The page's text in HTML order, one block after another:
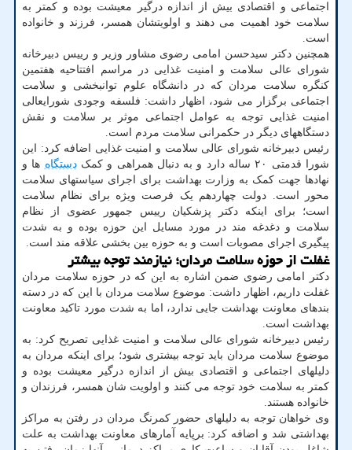
اجتماعی و اقتصادی بیش از اندازه درگیر معیشت بوده و کمتر به
سلامت خود اهمیت می دهند و اولویتشان همسر، فرزند و خانواده
است.
همچنین دکتر سیدحسن امامی رضوی مشاور وزیر و رییس دبیرخانه
شورای عالی سلامت و امنیت غذایی در مراسم افتتاحیه هفتمین
کنگره سلامت مردان که در دانشگاه علوم توانبخشی و سلامت
اجتماعی برگزار می شود، اظهار داشت: فلسفه وجودی شورایعالی
امنیت غذایی توجه به عوامل اجتماعی موثر بر سلامت و نقش
دستگاههای دیگر در حکمرانی سلامت مردم است.
رئیس دبیرخانه شورای عالی سلامت و امنیت غذایی اضافه کرد: این
شورا قدمتی ۲۰ ساله دارد و به دنبال همراهی و کمک
دستگاه ها و
نهادها جهت کمک به وزارت بهداشت برای اجرای سیاستهای سلامت
محور است. دولت چهاردهم یک فرصت ویژه برای نظام سلامت
است؛ برای اینکه دکتر پزشکیان رییس جمهور عضوی از نظام
سلامت و دغدغه مند در مورد مسایل این حوزه بوده و به شدت
پیگیری اجرای مصوبات است و به حوزه بین بخشی علاقه مند است.
غفلت از حوزه سلامت مردان؛ نیازمند توجه بیشتر
دکتر امامی رضوی ضمن اشاره به این که در حوزه سلامت مردان
غفلت داریم، اظهار داشت: موضوع سلامت مردان با این که در دسته
بندهای معاونت بهداشت جایی ندارد، اما به شدت مورد تاکید معاونت
بهداشت است.
رئیس دبیرخانه شورای عالی سلامت و امنیت غذایی تصریح کرد: به
موضوع سلامت مردان باید توجه بیشتری شود؛ برای اینکه مردان به
دلیلهای اجتماعی و اقتصادی بیش از اندازه درگیر معیشت بوده و
کمتر به سلامت خود توجه می کنند و اولویت شان همسر، فرزندان و
خانواده هستند.
وی خواهان توجه به دلیلهای حضور کمرنگ مردان در رفتن به مراکز
بهداشتی شد و اضافه کرد: برپایه آمارهای معاونت بهداشت به علت